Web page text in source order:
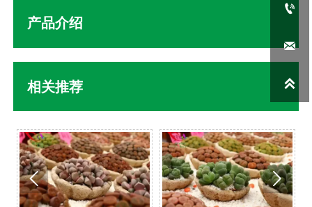
产品介绍
相关推荐
 


